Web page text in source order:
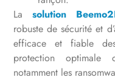
Lasolution
robuste de sécurité et
efficace et fiable
protection optimale
notamment les